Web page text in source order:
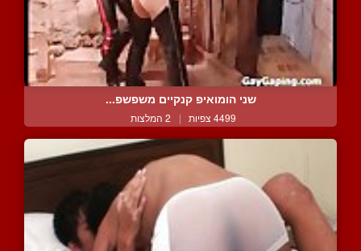
שני הומואיפ קנקיים משפשפ...
4499 צפיות | 2 המלצות